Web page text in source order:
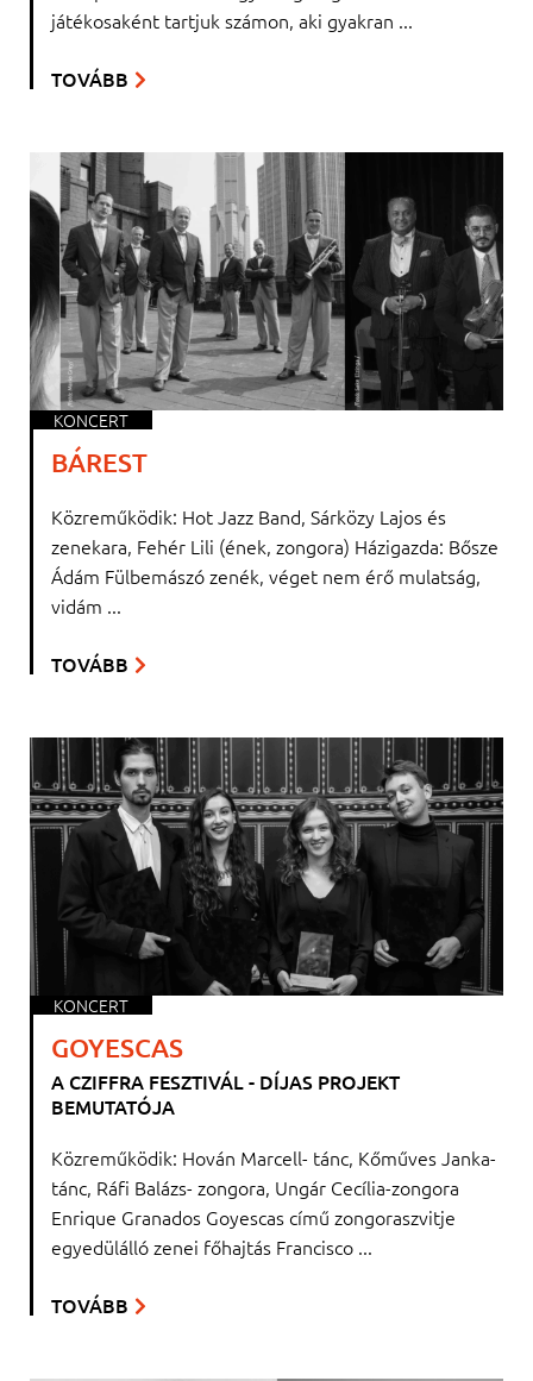
játékosaként tartjuk számon, aki gyakran ...
TOVÁBB
KONCERT
BÁREST
Közreműködik: Hot Jazz Band, Sárközy Lajos és
zenekara, Fehér Lili (ének, zongora) Házigazda: Bősze
Ádám Fülbemászó zenék, véget nem érő mulatság,
vidám ...
TOVÁBB
KONCERT
GOYESCAS
A CZIFFRA FESZTIVÁL - DÍJAS PROJEKT
BEMUTATÓJA
Közreműködik: Hován Marcell- tánc, Kőműves Janka-
tánc, Ráfi Balázs- zongora, Ungár Cecília-zongora
Enrique Granados Goyescas című zongoraszvitje
egyedülálló zenei főhajtás Francisco ...
TOVÁBB